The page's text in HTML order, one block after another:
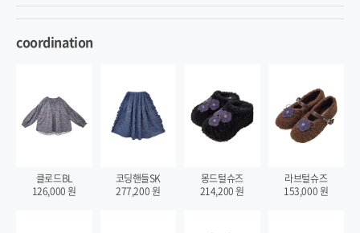
coordination
클로드BL
126,000원
코딩핸들SK
277,200원
몽드털슈즈
214,200원
라브털슈즈
153,000원